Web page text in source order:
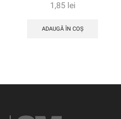
1,85 lei
ADAUGĂ ÎN COȘ